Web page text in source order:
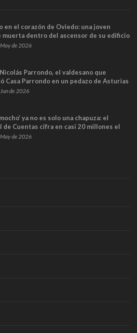
en el corazón de Oviedo: una joven
muerta dentro del ascensor de su edificio
captan sus últimos minutos
de 2026
Parrondo, el valdesano que
Casa Parrondo en un pedazo de Asturias
de 2026
ya no es solo una chapuza: el
de Cuentas cifra en casi 20 millones el
de los trenes que no cabían por los
de 2026